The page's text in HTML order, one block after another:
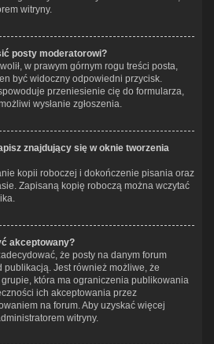
witryny.
posty moderatorowi?
w prawym górnym rogu treści posta,
być widoczny odpowiedni przycisk.
przeniesienie cię do formularza,
wysłanie zgłoszenia.
znajdujący się w oknie tworzenia
kopii roboczej i dokończenie pisania oraz
Zapisaną kopię roboczą można wczytać
akceptowany?
że posty na danym forum
Jest również możliwe, że
która ma ograniczenia publikowania
ich akceptowania przez
na forum. Aby uzyskać więcej
witryny.